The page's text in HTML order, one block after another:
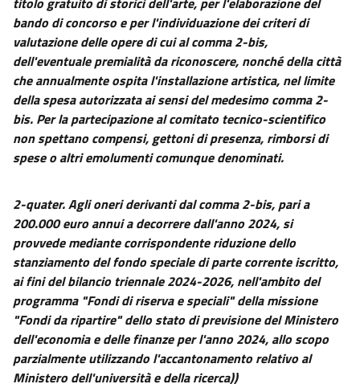
bando di concorso e per l'individuazione dei criteri di
valutazione delle opere di cui al comma 2-bis,
dell'eventuale premialità da riconoscere, nonché della città
che annualmente ospita l'installazione artistica, nel limite
della spesa autorizzata ai sensi del medesimo comma 2-
bis. Per la partecipazione al comitato tecnico-scientifico
non spettano compensi, gettoni di presenza, rimborsi di
spese o altri emolumenti comunque denominati.
2-quater. Agli oneri derivanti dal comma 2-bis, pari a
200.000 euro annui a decorrere dall'anno 2024, si
provvede mediante corrispondente riduzione dello
stanziamento del fondo speciale di parte corrente iscritto,
ai fini del bilancio triennale 2024-2026, nell'ambito del
programma "Fondi di riserva e speciali" della missione
"Fondi da ripartire" dello stato di previsione del Ministero
dell'economia e delle finanze per l'anno 2024, allo scopo
parzialmente utilizzando l'accantonamento relativo al
Ministero dell'università e della ricerca))